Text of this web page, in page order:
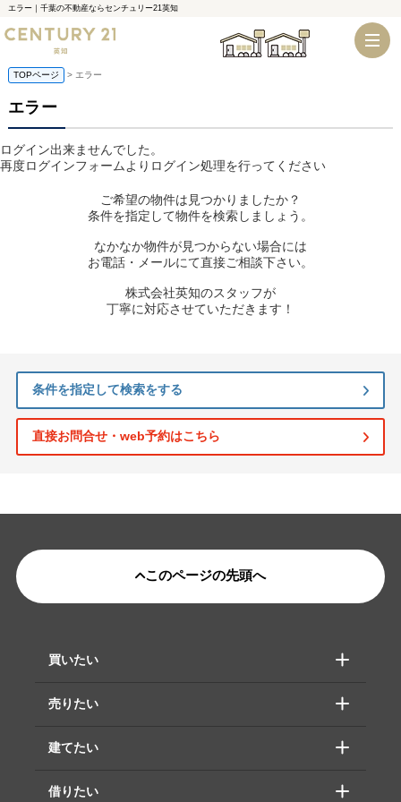
エラー｜千葉の不動産ならセンチュリー21英知
TOPページ > エラー
エラー
ログイン出来ませんでした。
再度ログインフォームよりログイン処理を行ってください
ご希望の物件は見つかりましたか？
条件を指定して物件を検索しましょう。
なかなか物件が見つからない場合には
お電話・メールにて直接ご相談下さい。
株式会社英知のスタッフが
丁寧に対応させていただきます！
条件を指定して検索をする
直接お問合せ・web予約はこちら
このページの先頭へ
買いたい
売りたい
建てたい
借りたい